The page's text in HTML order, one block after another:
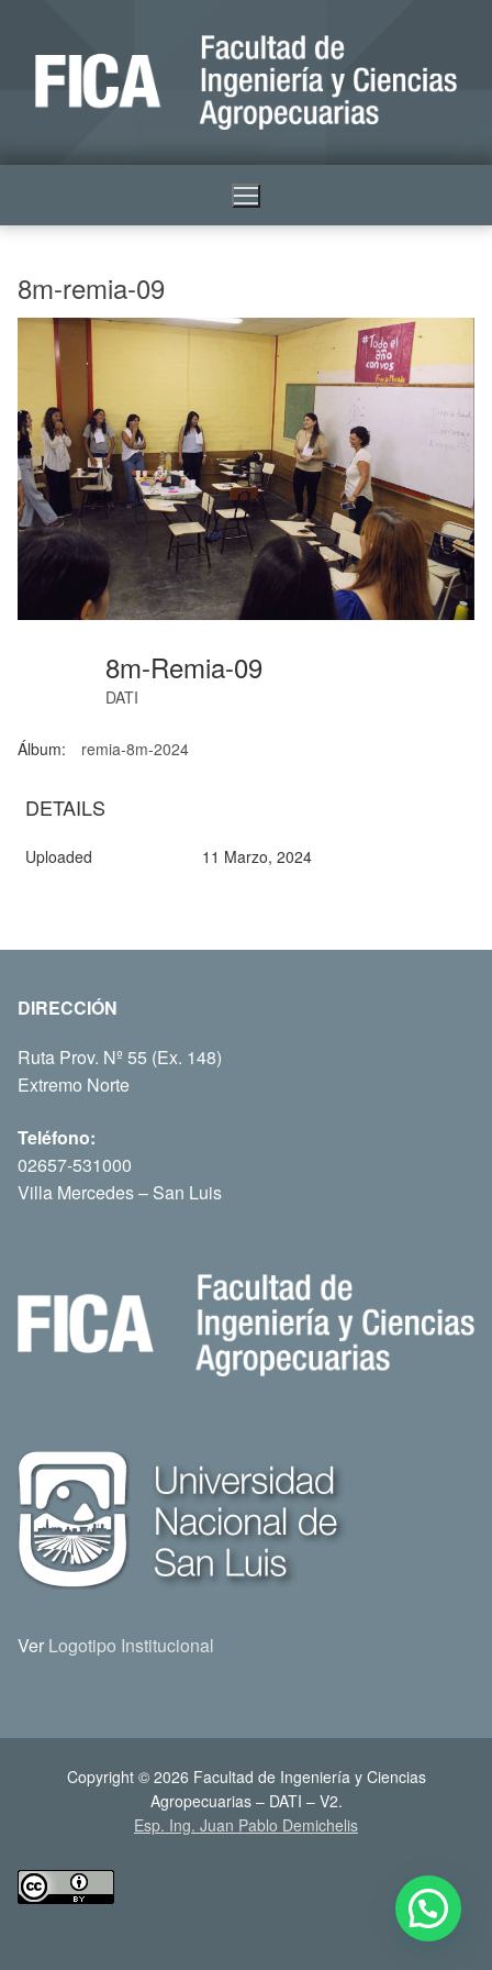
8m-remia-09
8m-Remia-09
DATI
Álbum: remia-8m-2024
DETAILS
Uploaded 11 Marzo, 2024
DIRECCIÓN
Ruta Prov. Nº 55 (Ex. 148)
Extremo Norte
Teléfono:
02657-531000
Villa Mercedes – San Luis
Ver Logotipo Institucional
Copyright © 2026 Facultad de Ingeniería y Ciencias
Agropecuarias – DATI – V2.
Esp. Ing. Juan Pablo Demichelis